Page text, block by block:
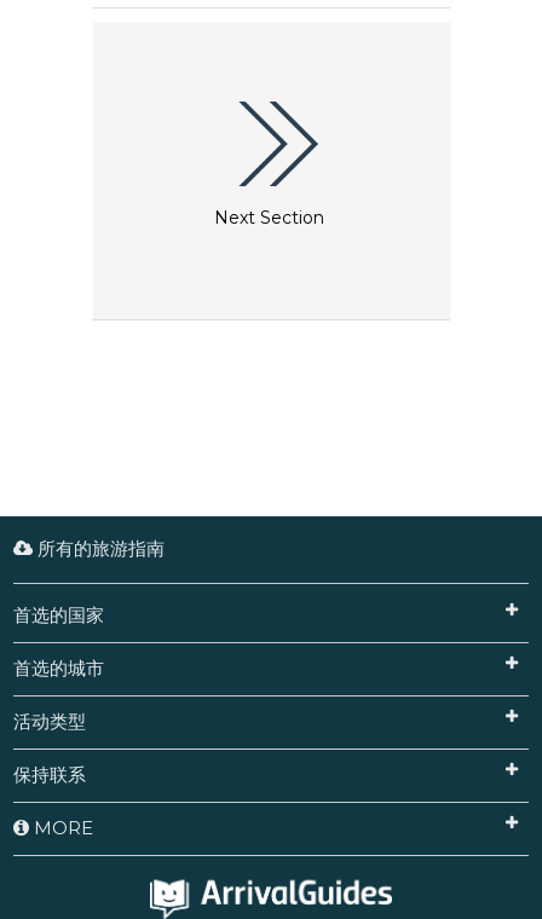
Next Section
所有的旅游指南
首选的国家
首选的城市
活动类型
保持联系
MORE